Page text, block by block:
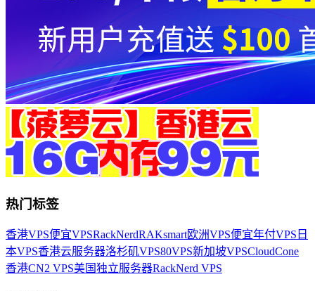
热门标签
香港VPS便宜VPSRackNerdRAKsmart欧洲VPS便宜年付VPS 日
本VPS香港云服务器洛杉矶VPS80VPS新加坡VPSCloudCone
香港CN2 VPS美国独立服务器RackNerd VPS